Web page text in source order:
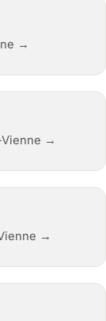
→
Vienne →
→